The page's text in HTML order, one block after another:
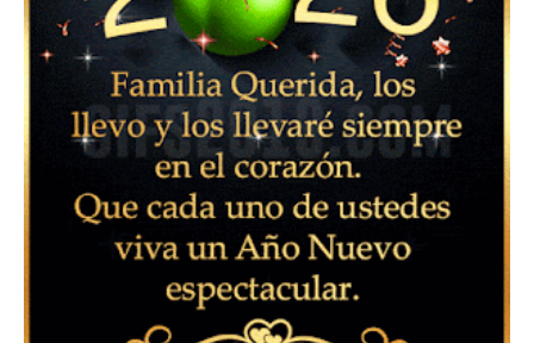
▷ Imágenes 2026 PNG sin Fondo y Transparentes en
3D 【DESCARGAR GRATIS】 ⬇️